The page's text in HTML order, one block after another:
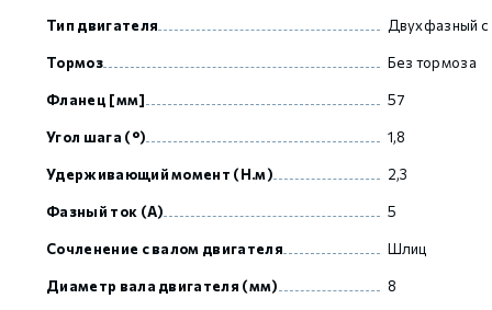
Тип двигателя Двухфазный
Тормоз Без тормоза
Фланец [мм] 57
Угол шага (°) 1,8
Удерживающий момент (Н.м) 2,3
Фазный ток (А) 5
Сочленение с валом двигателя Шлиц
Диаметр вала двигателя (мм) 8
GCAN